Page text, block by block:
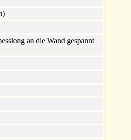
an die Wand gespannt